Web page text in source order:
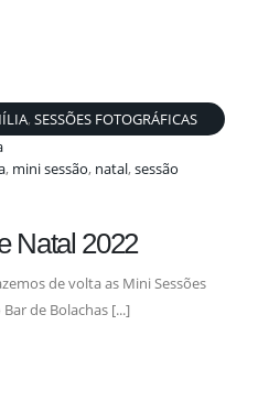
, SESSÕES FOTOGRÁFICAS
, mini sessão, natal,sessão
Natal 2022
de volta as Mini Sessões
de Bolachas [...]